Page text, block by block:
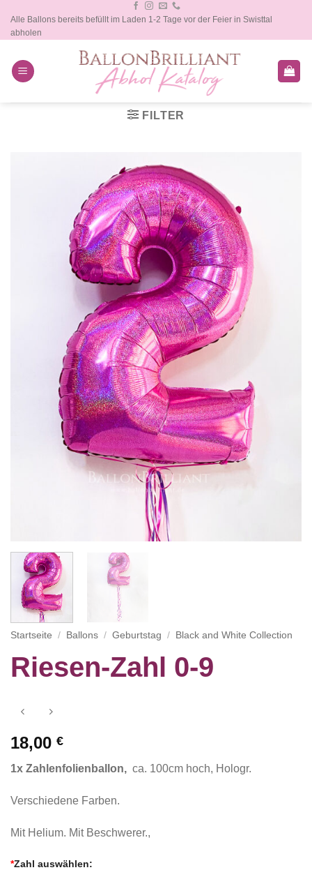
Inhalt
springen
Alle Ballons bereits befüllt im Laden 1-2 Tage vor der Feier in Swisttal
abholen
FILTER
Startseite / Ballons / Geburtstag / Black and White Collection
Riesen-Zahl 0-9
18,00 €
1x Zahlenfolienballon, ca. 100cm hoch, Hologr.
Verschiedene Farben.
Mit Helium. Mit Beschwerer.,
*Zahl auswählen: